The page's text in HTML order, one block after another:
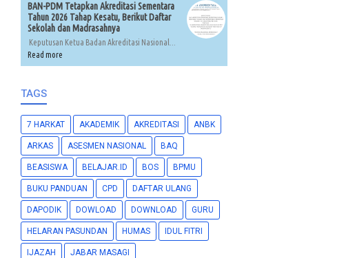
BAN-PDM Tetapkan Akreditasi Sementara
Tahun 2026 Tahap Kesatu, Berikut Daftar
Sekolah dan Madrasahnya
Keputusan Ketua Badan Akreditasi Nasional...
Read more
TAGS
7 HARKAT AKADEMIK AKREDITASI ANBK
ARKAS ASESMEN NASIONAL BAQ
BEASISWA BELAJAR.ID BOS BPMU
BUKU PANDUAN CPD DAFTAR ULANG
DAPODIK DOWLOAD DOWNLOAD GURU
HELARAN PASUNDAN HUMAS IDUL FITRI
IJAZAH JABAR MASAGI